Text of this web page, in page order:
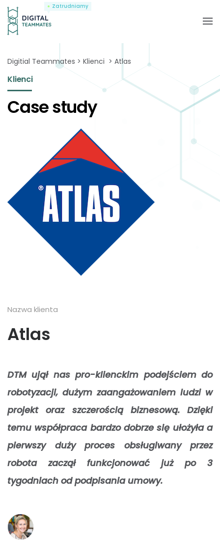
Zatrudniamy
Digitial Teammates Klienci Atlas
Klienci
Case study
Nazwa klienta
Atlas
DTM ujął nas pro-klienckim podejściem do
robotyzacji, dużym zaangażowaniem ludzi w
projekt oraz szczerością biznesową. Dzięki
temu współpraca bardzo dobrze się ułożyła a
pierwszy duży proces obsługiwany przez
robota zaczął funkcjonować już po 3
tygodniach od podpisania umowy.